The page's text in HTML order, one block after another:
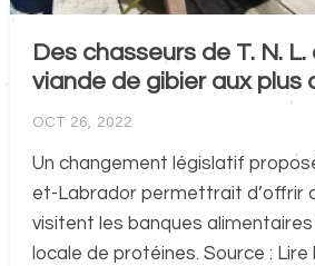
Des chasseurs de T. N.
viande de gibier aux plus
OCT 26, 2022
Un changement législatif
et-Labrador permettrait d’offrir
visitent les banques
locale de protéines. Source :